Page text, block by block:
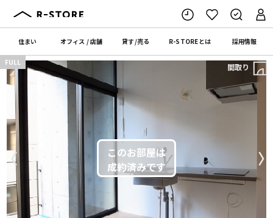
住まい オフィス /店舗 貸す/売る R-STOREとは 採用情報
〈 〉
FULL 間取り